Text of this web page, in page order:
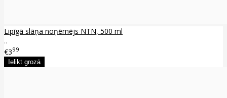
Lipīgā slāņa noņēmējs NTN, 500 ml
..
€399